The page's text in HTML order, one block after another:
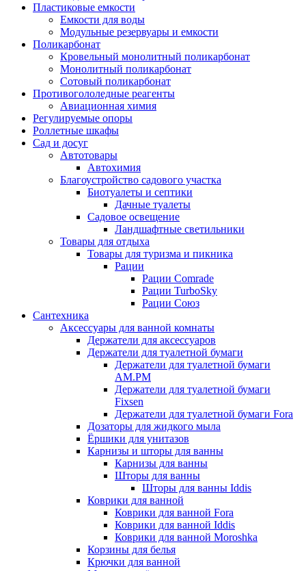
Пластиковые емкости
Емкости для воды
Модульные резервуары и емкости
Поликарбонат
Кровельный монолитный поликарбонат
Монолитный поликарбонат
Сотовый поликарбонат
Противогололедные реагенты
Авиационная химия
Регулируемые опоры
Роллетные шкафы
Сад и досуг
Автотовары
Автохимия
Благоустройство садового участка
Биотуалеты и септики
Дачные туалеты
Садовое освещение
Ландшафтные светильники
Товары для отдыха
Товары для туризма и пикника
Рации
Рации Comrade
Рации TurboSky
Рации Союз
Сантехника
Аксессуары для ванной комнаты
Держатели для аксессуаров
Держатели для туалетной бумаги
Держатели для туалетной бумаги
AM.PM
Держатели для туалетной бумаги
Fixsen
Держатели для туалетной бумаги Fora
Дозаторы для жидкого мыла
Ёршики для унитазов
Карнизы и шторы для ванны
Карнизы для ванны
Шторы для ванны
Шторы для ванны Iddis
Коврики для ванной
Коврики для ванной Fora
Коврики для ванной Iddis
Коврики для ванной Moroshka
Корзины для белья
Крючки для ванной